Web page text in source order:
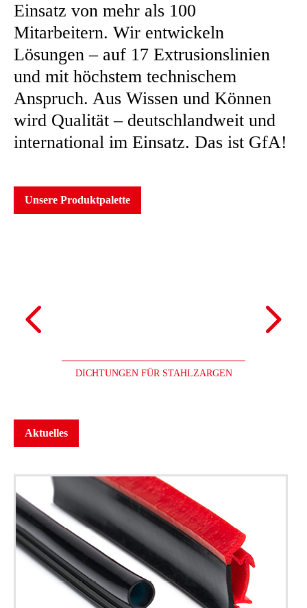
Einsatz von mehr als 100
Mitarbeitern. Wir entwickeln
Lösungen – auf 17 Extrusionslinien
und mit höchstem technischem
Anspruch. Aus Wissen und Können
wird Qualität – deutschlandweit und
international im Einsatz. Das ist GfA!
Unsere Produktpalette
DICHTUNGEN FÜR STAHLZARGEN
Aktuelles